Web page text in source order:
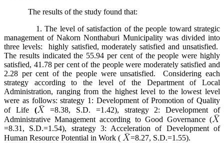
The results of the study found that:
1. The level of satisfaction of the people toward strategic
management of Nakorn Nonthaburi Municipality was divided into
three levels: highly satisfied, moderately satisfied and unsatisfied.
The results indicated the 55.94 per cent of the people were highly
satisfied, 41.78 per cent of the people were moderately satisfied and
2.28 per cent of the people were unsatisfied. Considering each
strategy according to the level of the Department of Local
Administration, ranging from the highest level to the lowest level
were as follows: strategy 1: Development of Promotion of Quality
of Life (
=8.38, S.D. =1.42), strategy 2: Development of
Administrative Management according to Good Governance (
=8.31, S.D.=1.54), strategy 3: Acceleration of Development of
Human Resource Potential in Work (
=8.27, S.D.=1.55).